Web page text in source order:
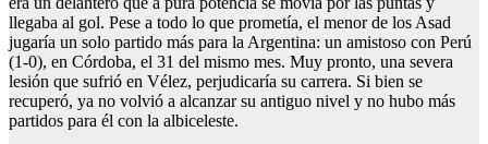
llegaba al gol. Pese a todo lo que prometía, el menor de los Asad
jugaría un solo partido más para la Argentina: un amistoso con Perú
(1-0), en Córdoba, el 31 del mismo mes. Muy pronto, una severa
lesión que sufrió en Vélez, perjudicaría su carrera. Si bien se
recuperó, ya no volvió a alcanzar su antiguo nivel y no hubo más
partidos para él con la albiceleste.